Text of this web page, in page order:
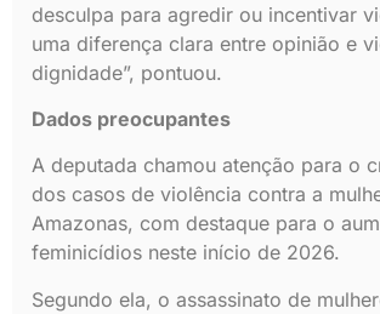
desculpa para agredir ou incentivar
uma diferença clara entre opinião e
dignidade”, pontuou.
Dados preocupantes
A deputada chamou atenção para o
dos casos de violência contra a
Amazonas, com destaque para o
feminicídios neste início de 2026.
Segundo ela, o assassinato de